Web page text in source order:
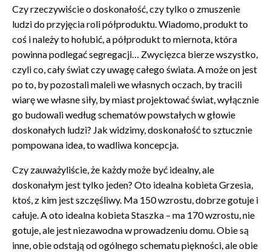
Czy rzeczywiście o doskonałość, czy tylko o zmuszenie
ludzi do przyjęcia roli półproduktu. Wiadomo, produkt to
coś i należy to hołubić, a półprodukt to miernota, która
powinna podlegać segregacji… Zwycięzca bierze wszystko,
czyli co, cały świat czy uwagę całego świata. A może on jest
po to, by pozostali maleli we własnych oczach, by tracili
wiarę we własne siły, by miast projektować świat, wyłącznie
go budowali według schematów powstałych w głowie
doskonałych ludzi? Jak widzimy, doskonałość to sztucznie
pompowana idea, to wadliwa koncepcja.
Czy zauważyliście, że każdy może być idealny, ale
doskonałym jest tylko jeden? Oto idealna kobieta Grzesia,
ktoś, z kim jest szczęśliwy. Ma 150 wzrostu, dobrze gotuje i
całuje. A oto idealna kobieta Staszka – ma 170 wzrostu, nie
gotuje, ale jest niezawodna w prowadzeniu domu. Obie są
inne, obie odstają od ogólnego schematu piękności, ale obie